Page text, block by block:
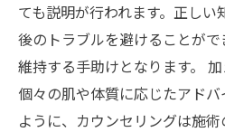
ても説明が行われます。正し
後のトラブルを避けることが
維持する手助けとなります。
個々の肌や体質に応じたアド
ように、カウンセリングは施